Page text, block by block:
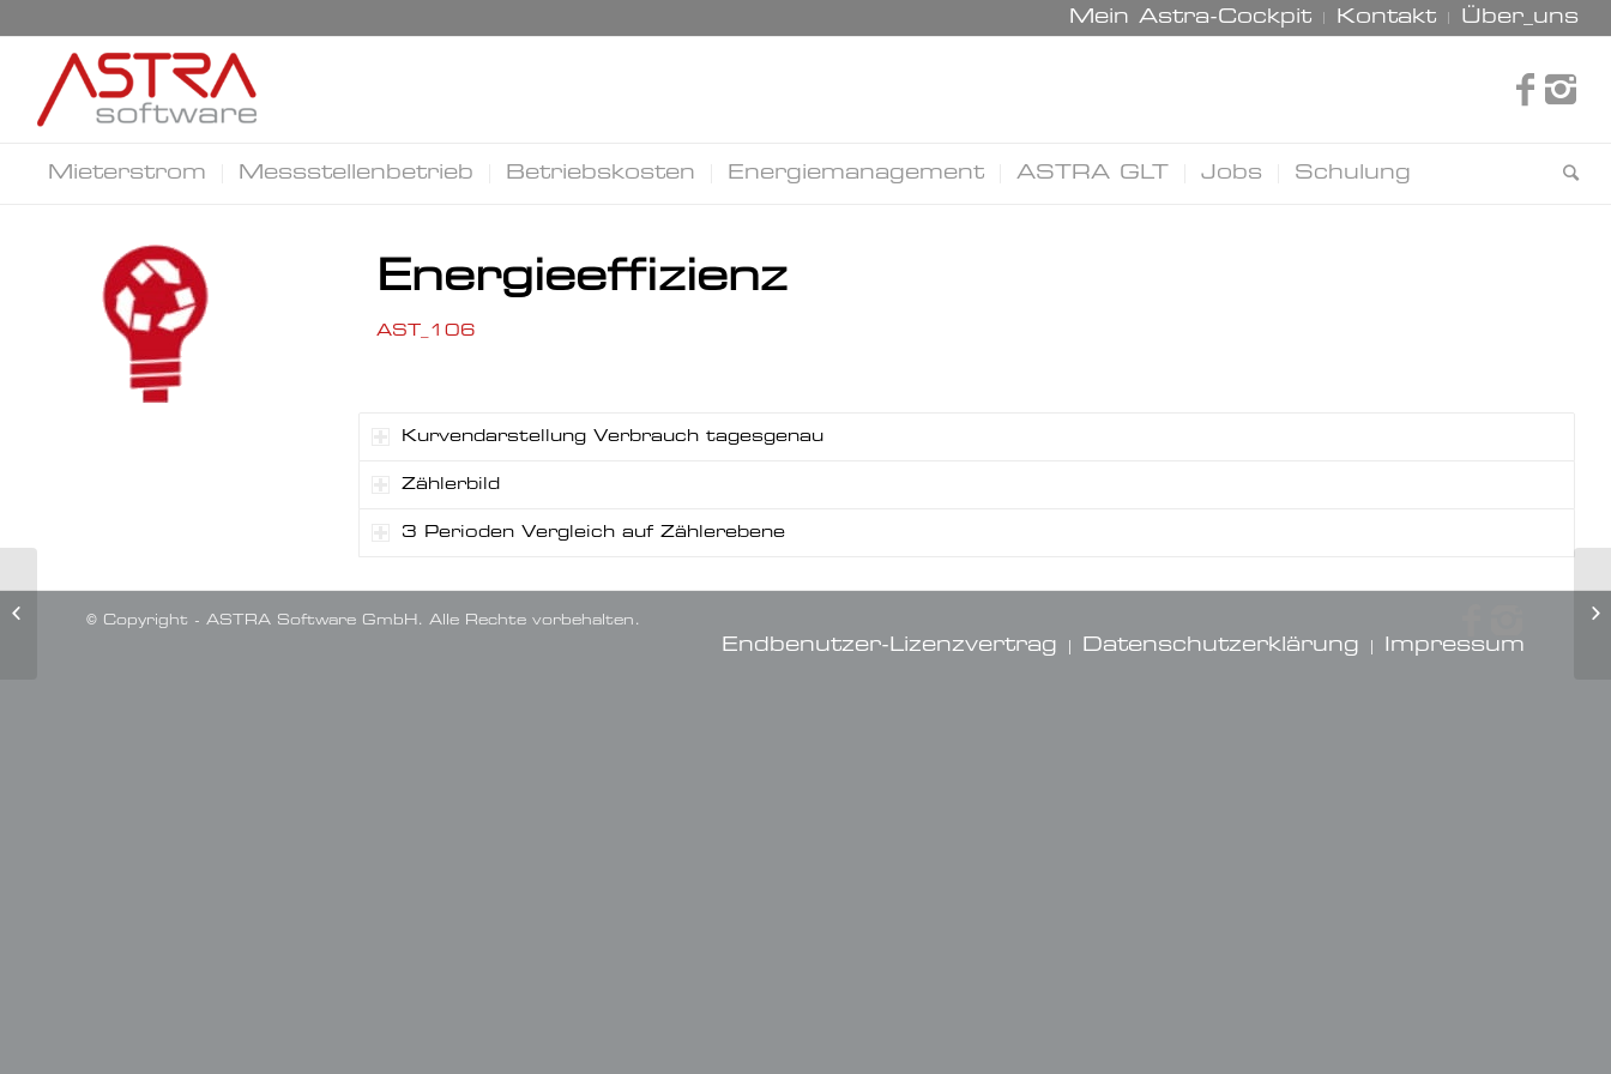
Mein Astra-Cockpit Kontakt Über_uns
Mieterstrom Messstellenbetrieb Betriebskosten Energiemanagement ASTRA GLT Jobs Schulung
Energieeffizienz
AST_106
Kurvendarstellung Verbrauch tagesgenau
Zählerbild
3 Perioden Vergleich auf Zählerebene
© Copyright - ASTRA Software GmbH. Alle Rechte vorbehalten.
Endbenutzer-Lizenzvertrag Datenschutzerklärung Impressum
105-
Energiebericht